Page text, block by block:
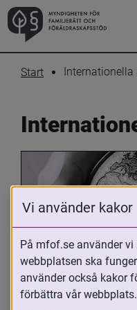
Start Internationella
Oavsett om du är
adoptivförälder
Vi använder kakor
På mfof.se använder
webbplatsen ska
använder också kakor
förbättra vår webbplats.